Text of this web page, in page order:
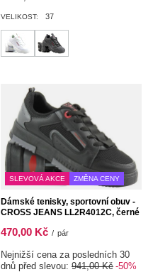
VELIKOST: 37
SLEVOVÁ AKCE ZMĚNA CENY
Dámské tenisky, sportovní obuv -
CROSS JEANS LL2R4012C, černé
470,00 Kč / pár
Nejnižší cena za posledních 30
dnů před slevou: 941,00 Kč -50%